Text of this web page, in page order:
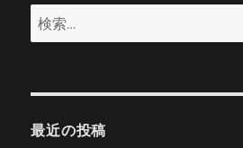
ン
検
索:
最近の投稿